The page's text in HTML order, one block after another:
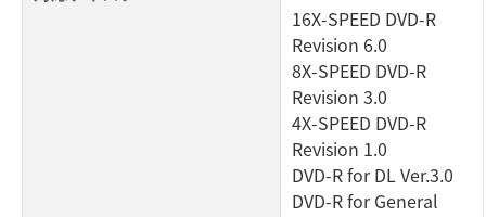
16X-SPEED DVD-R
Revision 6.0
8X-SPEED DVD-R
Revision 3.0
4X-SPEED DVD-R
Revision 1.0
DVD-R for DL Ver.3.0
DVD-R for General